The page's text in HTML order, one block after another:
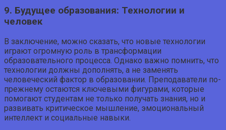
9. Будущее образования: Технологии и
человек
В заключение, можно сказать, что новые технологии
играют огромную роль в трансформации
образовательного процесса. Однако важно помнить, что
технологии должны дополнять, а не заменять
человеческий фактор в образовании. Преподаватели по-
прежнему остаются ключевыми фигурами, которые
помогают студентам не только получать знания, но и
развивать критическое мышление, эмоциональный
интеллект и социальные навыки.